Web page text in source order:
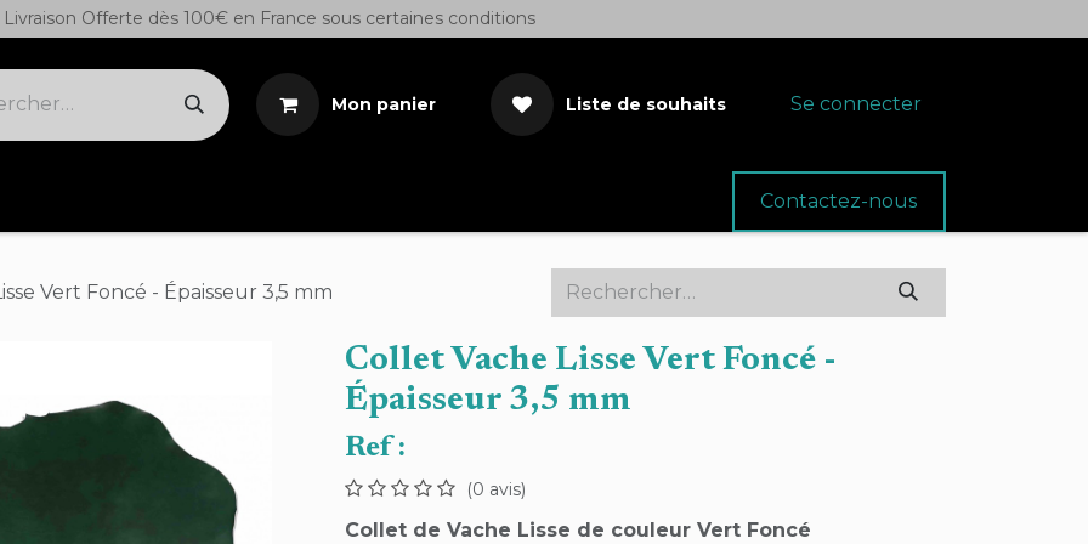
Livraison Offerte dès 100€ en France sous certaines conditions
Mon panier Liste de souhaits Se connecter
Contactez-nous
Vert Foncé - Épaisseur 3,5 mm
Collet Vache Lisse Vert Foncé -
Épaisseur 3,5 mm
Ref :
(0 avis)
Collet de Vache Lisse de couleur Vert Foncé